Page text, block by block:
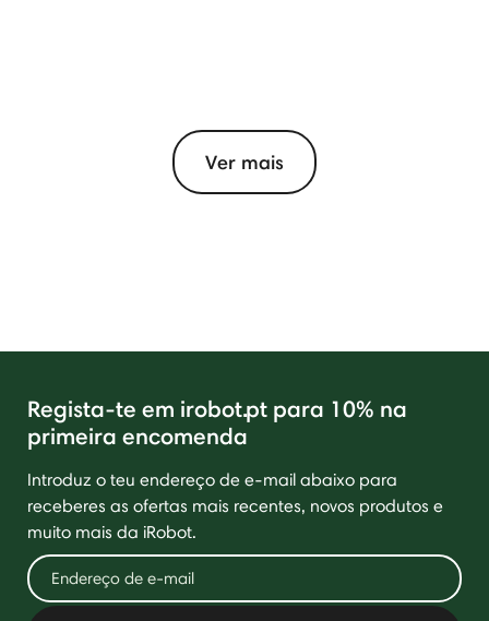
Ver mais
Regista-te em irobot.pt para 10% na
primeira encomenda
Introduz o teu endereço de e-mail abaixo para
receberes as ofertas mais recentes, novos produtos e
muito mais da iRobot.